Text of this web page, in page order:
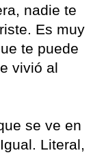
nadie te
Es muy
te puede
vivió al
se ve en
Literal,